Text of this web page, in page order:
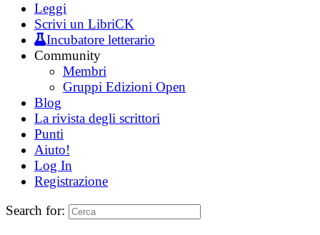
Leggi
Scrivi un LibriCK
Incubatore letterario
Community
Membri
Gruppi Edizioni Open
Blog
La rivista degli scrittori
Punti
Aiuto!
Log In
Registrazione
Search for: